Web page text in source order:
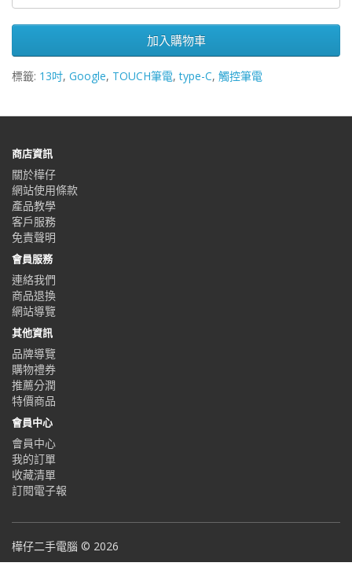
加入購物車
標籤: 13吋, Google, TOUCH筆電,type-C, 觸控筆電
商店資訊
關於樺仔
網站使用條款
產品教學
客戶服務
免責聲明
會員服務
連絡我們
商品退換
網站導覽
其他資訊
品牌導覽
購物禮券
推薦分潤
特價商品
會員中心
會員中心
我的訂單
收藏清單
訂閱電子報
樺仔二手電腦 © 2026